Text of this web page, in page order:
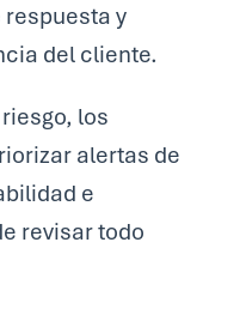
y
del cliente.
los
alertas de
e
revisar todo